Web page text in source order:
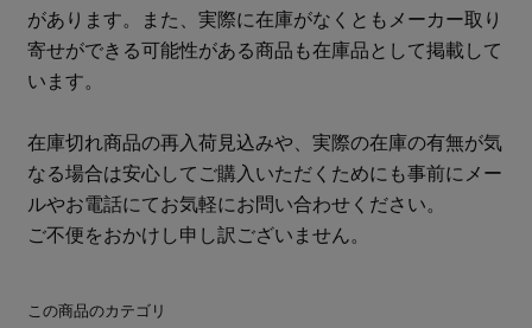
があります。また、実際に在庫がなくともメーカー取り
寄せができる可能性がある商品も在庫品として掲載して
います。
在庫切れ商品の再入荷見込みや、実際の在庫の有無が気
なる場合は安心してご購入いただくためにも事前にメー
ルやお電話にてお気軽にお問い合わせください。
ご不便をおかけし申し訳ございません。
この商品のカテゴリ